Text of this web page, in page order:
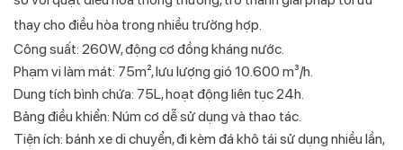
thay cho điều hòa trong nhiều trường hợp.
Công suất: 260W, động cơ đồng kháng nước.
Phạm vi làm mát: 75m², lưu lượng gió 10.600 m³/h.
Dung tích bình chứa: 75L, hoạt động liên tục 24h.
Bảng điều khiển: Núm cơ dễ sử dụng và thao tác.
Tiện ích: bánh xe di chuyển, đi kèm đá khô tái sử dụng nhiều lần,